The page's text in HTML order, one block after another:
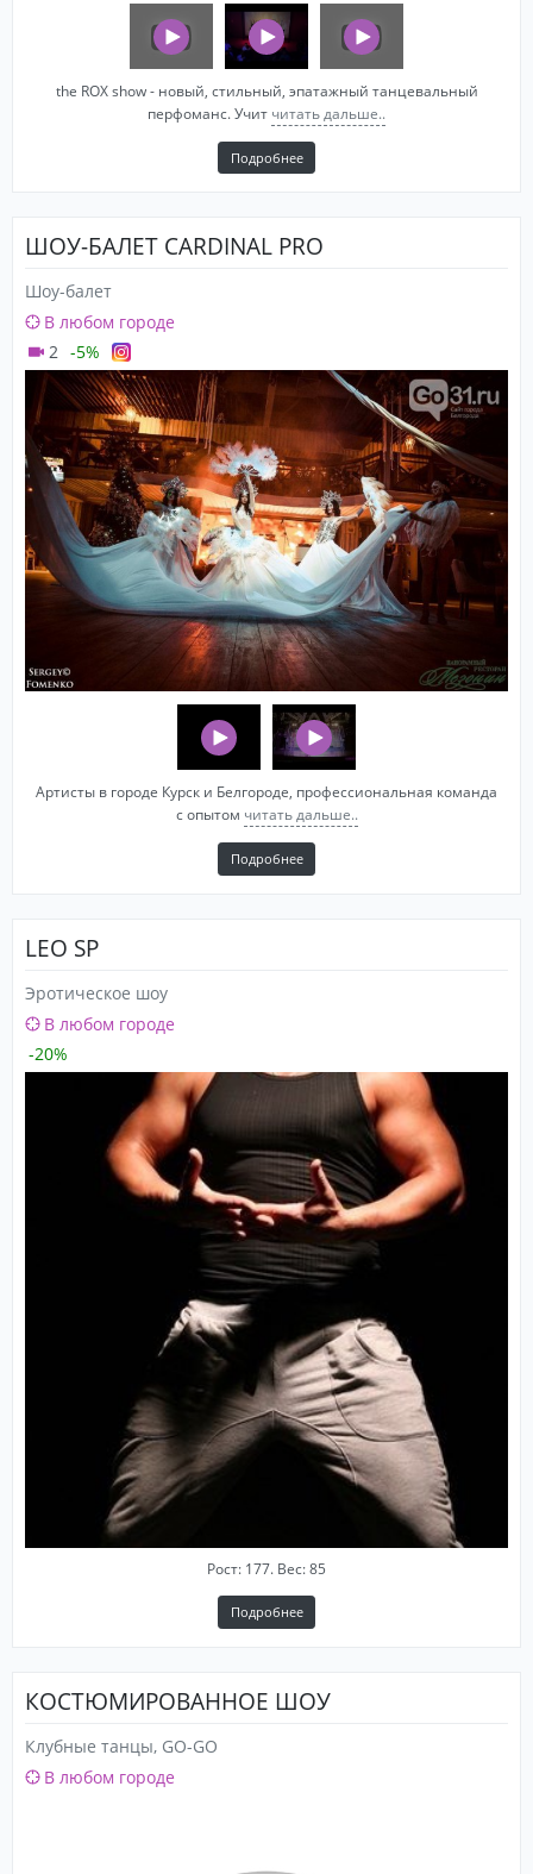
the ROX show - новый, стильный, эпатажный танцевальный
перфоманс. Учит читать дальше..
Подробнее
ШОУ-БАЛЕТ CARDINAL PRO
Шоу-балет
В любом городе
2 -5%
Артисты в городе Курск и Белгороде, профессиональная команда
с опытом читать дальше..
Подробнее
LEO SP
Эротическое шоу
В любом городе
-20%
Рост: 177. Вес: 85
Подробнее
КОСТЮМИРОВАННОЕ ШОУ
Клубные танцы, GO-GO
В любом городе